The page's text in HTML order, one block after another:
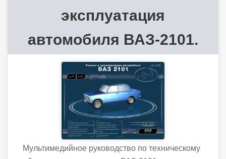
эксплуатация
автомобиля ВАЗ-2101.
Мультимедийное руководство по техническому